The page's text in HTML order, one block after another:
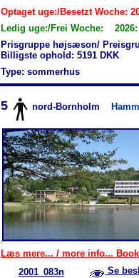
Optaget uge:/Besetzt Woche:
Ledig uge:/Frei Woche: 2026:
Prisgruppe højsæson/
Billigste ophold: 5191 DKK
Type: sommerhus
5 nord-Bornholm
Læs mere... / more info...
2001_083n
Se